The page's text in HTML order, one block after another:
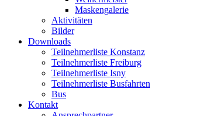
Maskengalerie
Aktivitäten
Bilder
Downloads
Teilnehmerliste Konstanz
Teilnehmerliste Freiburg
Teilnehmerliste Isny
Teilnehmerliste Busfahrten
Bus
Kontakt